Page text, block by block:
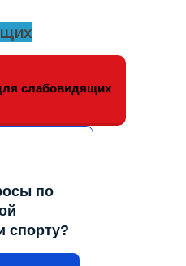
слабовидящих
по
спорту?